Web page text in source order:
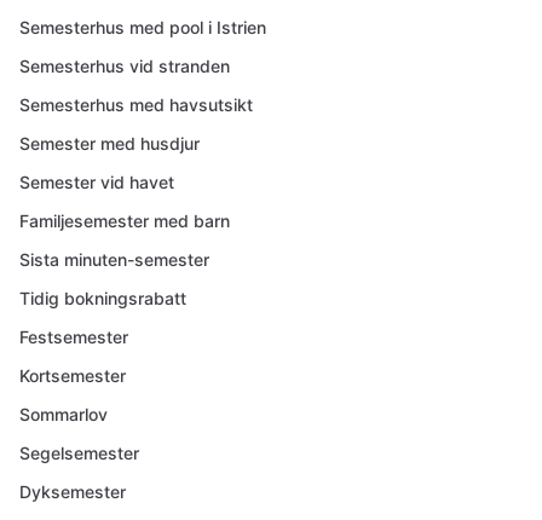
Semesterhus med pool i Istrien
Semesterhus vid stranden
Semesterhus med havsutsikt
Semester med husdjur
Semester vid havet
Familjesemester med barn
Sista minuten-semester
Tidig bokningsrabatt
Festsemester
Kortsemester
Sommarlov
Segelsemester
Dyksemester